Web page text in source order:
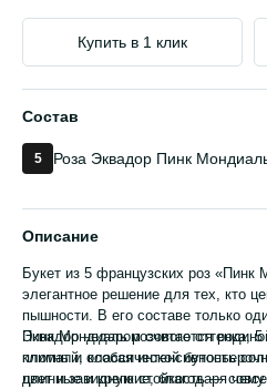
Купить в 1 клик
Состав
5 Роза Эквадор Пинк
Описание
Букет из 5 французских роз
элегантное решение для тех, кто
пышности. В его составе только
Пинк Мондиаль розового оттенка,
плотный, классической
длинные и крепкие, благодаря
Эквадор недаром считается
климат и особая интенсивность
цвет и завидную стойкость —